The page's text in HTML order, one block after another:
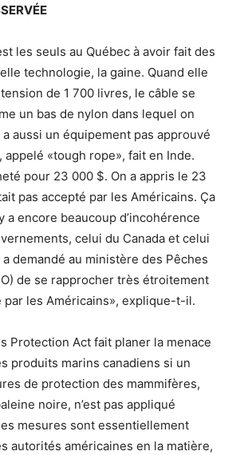
les seuls au Québec à avoir fait des
technologie, la gaine. Quand elle
de 1 700 livres, le câble se
un bas de nylon dans lequel on
aussi un équipement pas approuvé
appelé «tough rope», fait en Inde.
pour 23 000 $. On a appris le 23
pas accepté par les Américains. Ça
a encore beaucoup d’incohérence
celui du Canada et celui
demandé au ministère des Pêches
de se rapprocher très étroitement
par les Américains», explique-t-il.
Protection Act fait planer la menace
produits marins canadiens si un
de protection des mammifères,
noire, n’est pas appliqué
mesures sont essentiellement
autorités américaines en la matière,